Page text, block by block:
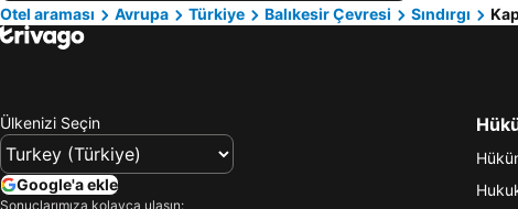
Otel araması
Avrupa Türkiye Balıkesir Çevresi Sındırgı
Ülkenizi Seçin
Google'a ekle
Sonuçlarımıza kolayca ulaşın: